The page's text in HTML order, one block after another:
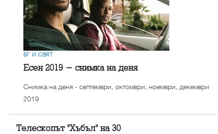
БГ И СВЯТ
Есен 2019 - снимка на деня
Снимка на деня - септември, октомври, ноември, декември
2019
Телескопът "Хъбъл" на 30